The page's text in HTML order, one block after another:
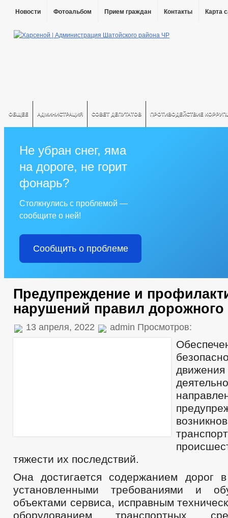
Новости Фотоальбом Прием граждан Контакты Карта
ОБЩЕЕ АДМИНИСТРАЦИЯ СОВЕТ ДЕПУТАТОВ ПРОТИВОДЕЙСТВИЕ
Не убран снег, яма
на дороге, не горит
фонарь?
Столкнулись с проблемой —
сообщите о ней!
Сообщить о проблеме
Предупреждение и
нарушений правил
13 апреля, 2022 admin Просмотров:
тяжести их последствий.
Она достигается содержанием дорог
установленными требованиями и
объектами сервиса, исправным
оборудованием транспортных